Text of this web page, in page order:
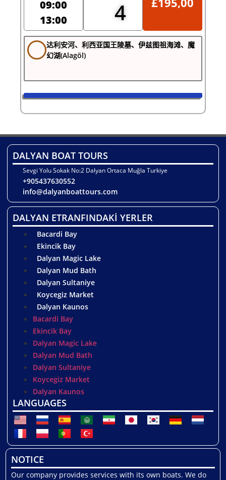
09:00
13:00
4
达利安河、利西亚国王陵墓、伊兹图祖海滩、魔
幻湖(Alagöl)
DALYAN BOAT TOURS
Sevgi Yolu Sokak No:2 Dalyan Ortaca Muğla Turkiye
+905437630552
info@dalyanboattours.com
DALYAN ETRANFINDAKİ YERLER
Bacardi Bay
Ekincik Bay
Dalyan Magic Lake
Dalyan Mud Bath
Dalyan Sultaniye
Koycegiz Market
Dalyan Kaunos
Bacardi Bay
Ekincik Bay
Dalyan Magic Lake
Dalyan Mud Bath
Dalyan Sultaniye
Koycegiz Market
Dalyan Kaunos
LANGUAGES
NOTICE
Our company provides services with its own boats. We do